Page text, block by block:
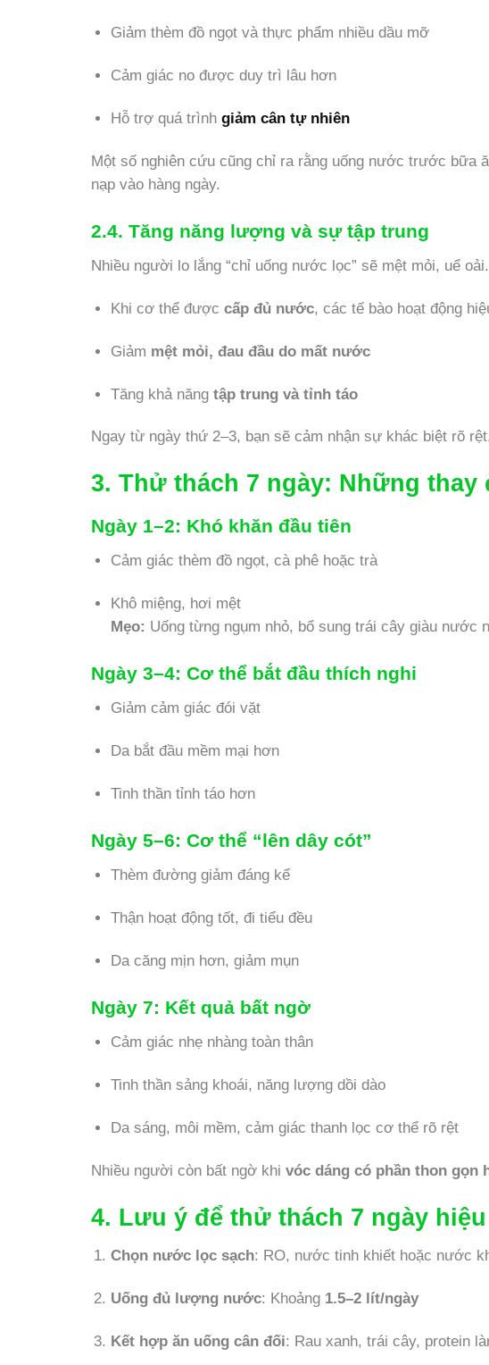
Giảm thèm đồ ngọt và thực phẩm nhiều dầu mỡ
Cảm giác no được duy trì lâu hơn
Hỗ trợ quá trình giảm cân tự nhiên
Một số nghiên cứu cũng chỉ ra rằng uống nước trước bữa
nạp vào hàng ngày.
2.4. Tăng năng lượng và sự tập trung
Nhiều người lo lắng “chỉ uống nước lọc” sẽ mệt mỏi, uể
Khi cơ thể được cấp đủ nước, các tế bào hoạt động
Giảm mệt mỏi, đau đầu do mất nước
Tăng khả năng tập trung và tỉnh táo
Ngay từ ngày thứ 2–3, bạn sẽ cảm nhận sự khác biệt rõ rệt.
3. Thử thách 7 ngày: Những
Ngày 1–2: Khó khăn đầu tiên
Cảm giác thèm đồ ngọt, cà phê hoặc trà
Khô miệng, hơi mệt
Mẹo: Uống từng ngụm nhỏ, bổ sung trái cây giàu nước
Ngày 3–4: Cơ thể bắt đầu thích nghi
Giảm cảm giác đói vặt
Da bắt đầu mềm mại hơn
Tinh thần tỉnh táo hơn
Ngày 5–6: Cơ thể “lên dây cót”
Thèm đường giảm đáng kể
Thận hoạt động tốt, đi tiểu đều
Da căng mịn hơn, giảm mụn
Ngày 7: Kết quả bất ngờ
Cảm giác nhẹ nhàng toàn thân
Tinh thần sảng khoái, năng lượng dồi dào
Da sáng, môi mềm, cảm giác thanh lọc cơ thể rõ rệt
Nhiều người còn bất ngờ khi vóc dáng có phần thon gọn
4. Lưu ý để thử thách 7 ngày
Chọn nước lọc sạch: RO, nước tinh khiết hoặc nước
Uống đủ lượng nước: Khoảng 1.5–2 lít/ngày
Kết hợp ăn uống cân đối: Rau xanh, trái cây, protein